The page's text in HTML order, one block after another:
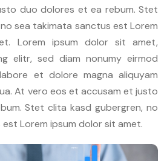
duo dolores et ea rebum. Stet
sea takimata sanctus est Lorem
Lorem ipsum dolor sit amet,
elitr, sed diam nonumy eirmod
et dolore magna aliquyam
At vero eos et accusam et justo
Stet clita kasd gubergren, no
Lorem ipsum dolor sit amet.